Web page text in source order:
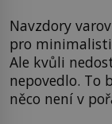
Navzdory
pro
Ale kvůli
nepovedlo. To
něco není v